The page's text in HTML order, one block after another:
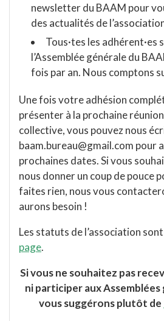
newsletter du BAAM pour
des actualités de
Tous·tes les adhérent·es
l’Assemblée générale du
fois par an. Nous comptons
Une fois votre adhésion
présenter à la prochaine
collective, vous pouvez nous
baam.bureau@gmail.com pour
prochaines dates. Si vous
nous donner un coup de pouce
faites rien, nous vous
aurons besoin !
Les statuts de l’association
page.
Si vous ne souhaitez pas
ni participer aux Assemblées
vous suggérons plutôt de